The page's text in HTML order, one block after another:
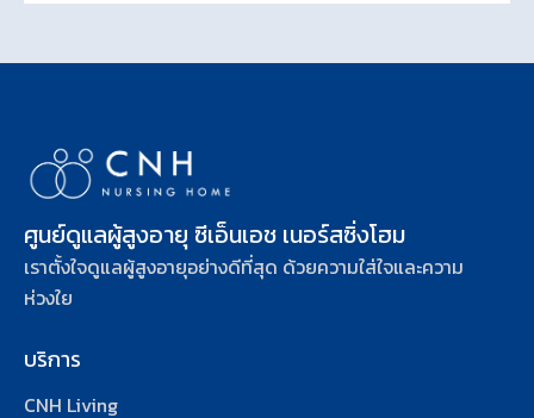
ศูนย์ดูแลผู้สูงอายุ ซีเอ็นเอช เนอร์สซิ่งโฮม
เราตั้งใจดูแลผู้สูงอายุอย่างดีที่สุด ด้วยความใส่ใจและความ
ห่วงใย
บริการ
CNH Living